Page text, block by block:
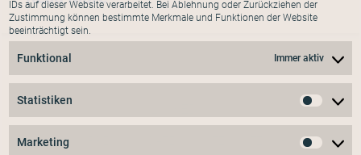
IDs auf dieser Website verarbeitet. Bei Ablehnung oder Zurückziehen der
Zustimmung können bestimmte Merkmale und Funktionen der Website
beeinträchtigt sein.
Funktional Immer aktiv
Statistiken
Marketing